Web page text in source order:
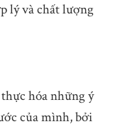
lý và chất lượng
hóa những ý
của mình, bởi